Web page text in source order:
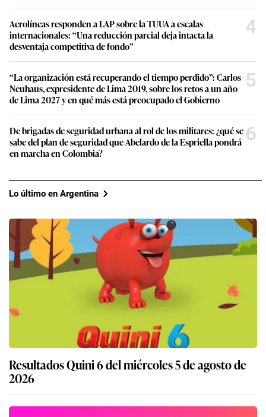
Aerolíneas responden a LAP sobre la TUUA a escalas
internacionales: “Una reducción parcial deja intacta la
desventaja competitiva de fondo”
4
“La organización está recuperando el tiempo perdido”: Carlos
Neuhaus, expresidente de Lima 2019, sobre los retos a un año
de Lima 2027 y en qué más está preocupado el Gobierno
5
De brigadas de seguridad urbana al rol de los militares: ¿qué se
sabe del plan de seguridad que Abelardo de la Espriella pondrá
en marcha en Colombia?
6
Lo último en Argentina
Resultados Quini 6 del miércoles 5 de agosto de
2026